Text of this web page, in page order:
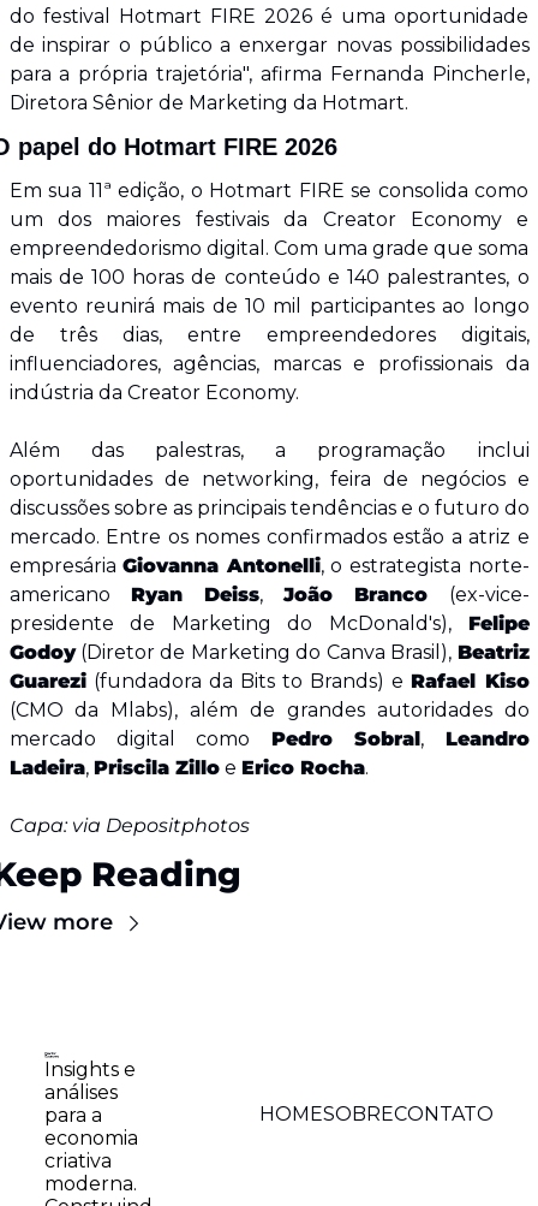
do festival Hotmart FIRE 2026 é uma oportunidade
de inspirar o público a enxergar novas possibilidades
para a própria trajetória", afirma Fernanda Pincherle,
Diretora Sênior de Marketing da Hotmart.
papel do Hotmart FIRE 2026
Em sua 11ª edição, o Hotmart FIRE se consolida como
um dos maiores festivais da Creator Economy e
empreendedorismo digital. Com uma grade que soma
mais de 100 horas de conteúdo e 140 palestrantes, o
evento reunirá mais de 10 mil participantes ao longo
de três dias, entre empreendedores digitais,
influenciadores, agências, marcas e profissionais da
indústria da Creator Economy.
Além das palestras, a programação inclui
oportunidades de networking, feira de negócios e
discussões sobre as principais tendências e o futuro do
mercado. Entre os nomes confirmados estão a atriz e
empresária Giovanna Antonelli, o estrategista norte-
americano Ryan Deiss, João Branco (ex-vice-
presidente de Marketing do McDonald's), Felipe
Godoy (Diretor de Marketing do Canva Brasil), Beatriz
Guarezi (fundadora da Bits to Brands) e Rafael Kiso
(CMO da Mlabs), além de grandes autoridades do
mercado digital como Pedro Sobral, Leandro
Ladeira, Priscila Zillo e Erico Rocha.
Capa: via Depositphotos
Reading
more
Insights e
análises
para a
economia
criativa
moderna.
HOMESOBRECONTATO